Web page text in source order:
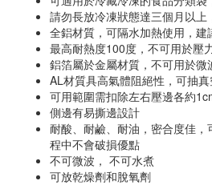
請勿長放冷凍狀態達三個月以
全鋁材質，可隔水加熱使用，
最高耐熱度100度，不可用於壓
鋁箔屬於金屬材質，不可用於微
AL材質具高氣體阻絕性，可抽
可用範圍需扣除左右壓邊各約
側邊有易撕邊設計
耐酸、耐鹼、耐油，密合度佳
程中不會破損優點
不可微波， 不可水煮
可放乾燥劑和脫氧劑